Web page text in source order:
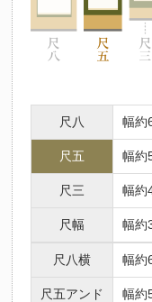
尺八 幅約
尺五 幅約
尺三 幅約
尺幅 幅約
尺八横 幅約
尺五アンド 幅約